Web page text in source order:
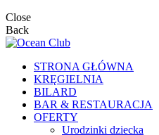
Close
Back
STRONA GŁÓWNA
KRĘGIELNIA
BILARD
BAR & RESTAURACJA
OFERTY
Urodzinki dziecka